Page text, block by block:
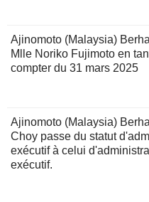
Ajinomoto (Malaysia)
Mlle Noriko Fujimoto en
compter du 31 mars 2025
Ajinomoto (Malaysia)
Choy passe du statut
exécutif à celui
exécutif.